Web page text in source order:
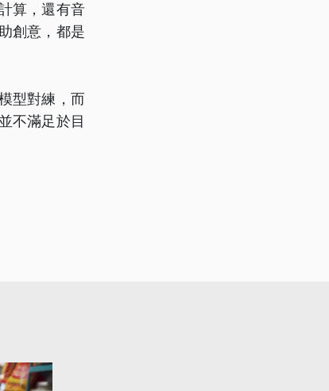
算，還有音
創意，都是
型對練，而
不滿足於目